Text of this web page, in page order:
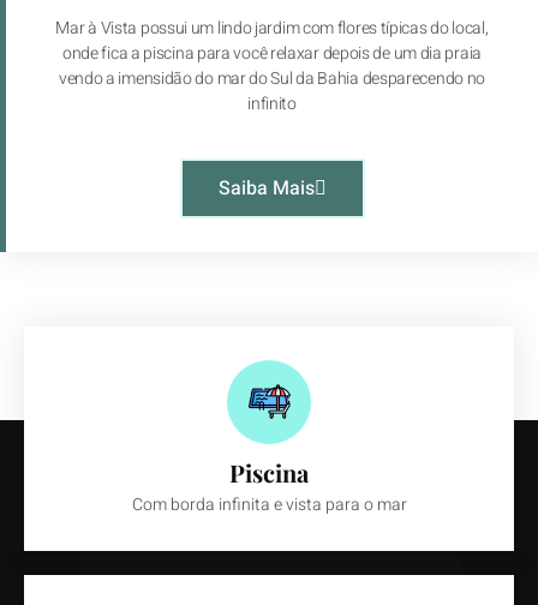
Mar à Vista possui um lindo jardim com flores típicas do local,
onde fica a piscina para você relaxar depois de um dia praia
vendo a imensidão do mar do Sul da Bahia desparecendo no
infinito
Saiba Mais
Piscina
Com borda infinita e vista para o mar